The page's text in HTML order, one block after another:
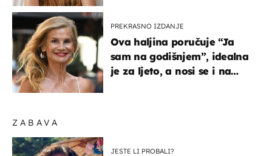
ZABAVA
JESTE LI PROBALI?
PREKRASNO IZDANJE
Ova haljina poručuje “Ja
sam na godišnjem”, idealna
je za ljeto, a nosi se i na